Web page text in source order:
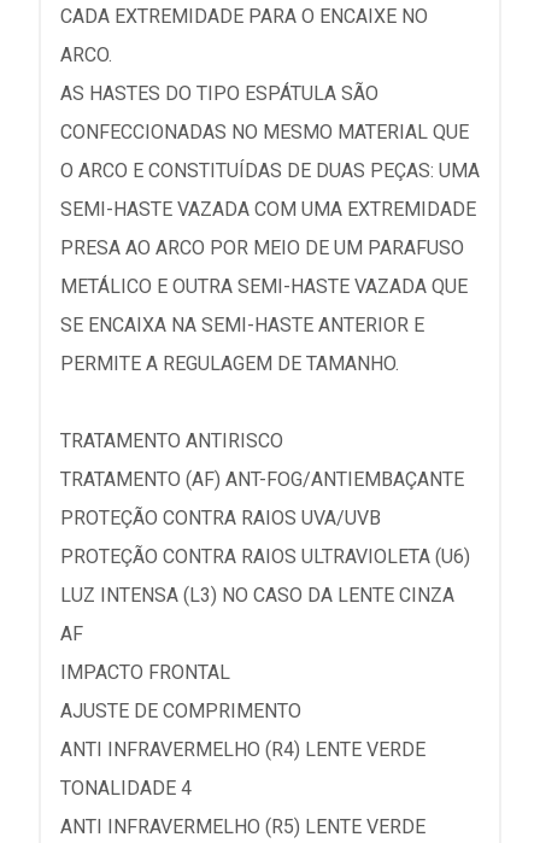
CADA EXTREMIDADE PARA O ENCAIXE NO
ARCO.
AS HASTES DO TIPO ESPÁTULA SÃO
CONFECCIONADAS NO MESMO MATERIAL QUE
O ARCO E CONSTITUÍDAS DE DUAS PEÇAS: UMA
SEMI-HASTE VAZADA COM UMA EXTREMIDADE
PRESA AO ARCO POR MEIO DE UM PARAFUSO
METÁLICO E OUTRA SEMI-HASTE VAZADA QUE
SE ENCAIXA NA SEMI-HASTE ANTERIOR E
PERMITE A REGULAGEM DE TAMANHO.
TRATAMENTO ANTIRISCO
TRATAMENTO (AF) ANT-FOG/ANTIEMBAÇANTE
PROTEÇÃO CONTRA RAIOS UVA/UVB
PROTEÇÃO CONTRA RAIOS ULTRAVIOLETA (U6)
LUZ INTENSA (L3) NO CASO DA LENTE CINZA
AF
IMPACTO FRONTAL
AJUSTE DE COMPRIMENTO
ANTI INFRAVERMELHO (R4) LENTE VERDE
TONALIDADE 4
ANTI INFRAVERMELHO (R5) LENTE VERDE